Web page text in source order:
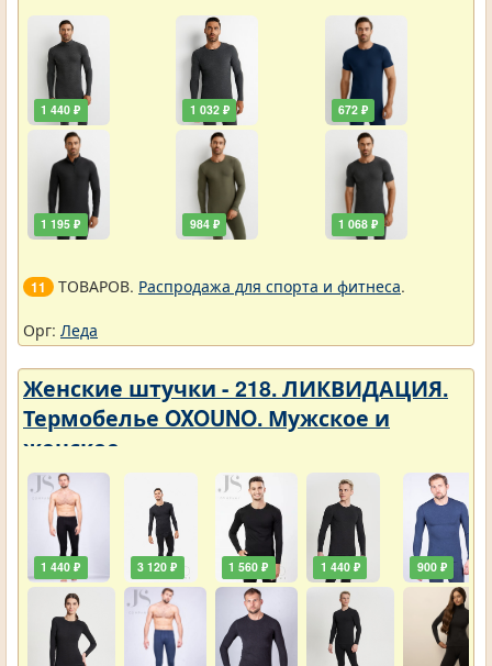
1 440 ₽
1 195 ₽
1 032 ₽
984 ₽
672 ₽
1 068 ₽
11 ТОВАРОВ. Распродажа для спорта и фитнеса.
Орг: Леда
Женские штучки - 218. ЛИКВИДАЦИЯ.
Термобелье OXOUNO. Мужское и
женское
1 440 ₽ 3 120 ₽ 1 560 ₽ 1 440 ₽ 900 ₽